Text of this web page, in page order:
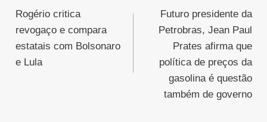
de
Post
Rogério critica
revogaço e compara
estatais com Bolsonaro
e Lula
Futuro presidente da
Petrobras, Jean Paul
Prates afirma que
política de preços da
gasolina é questão
também de governo